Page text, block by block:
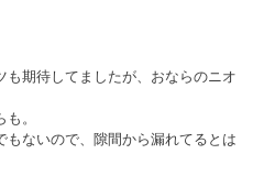
も期待してましたが、おならのニオ
。
ないので、隙間から漏れてるとは